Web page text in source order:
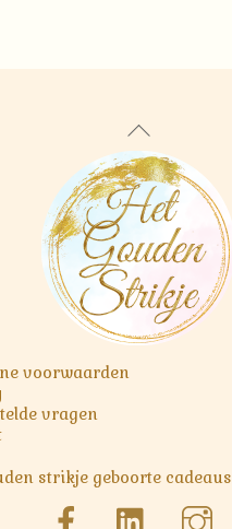
Back
To
Top
voorwaarden
vragen
strikje geboorte cadeaus